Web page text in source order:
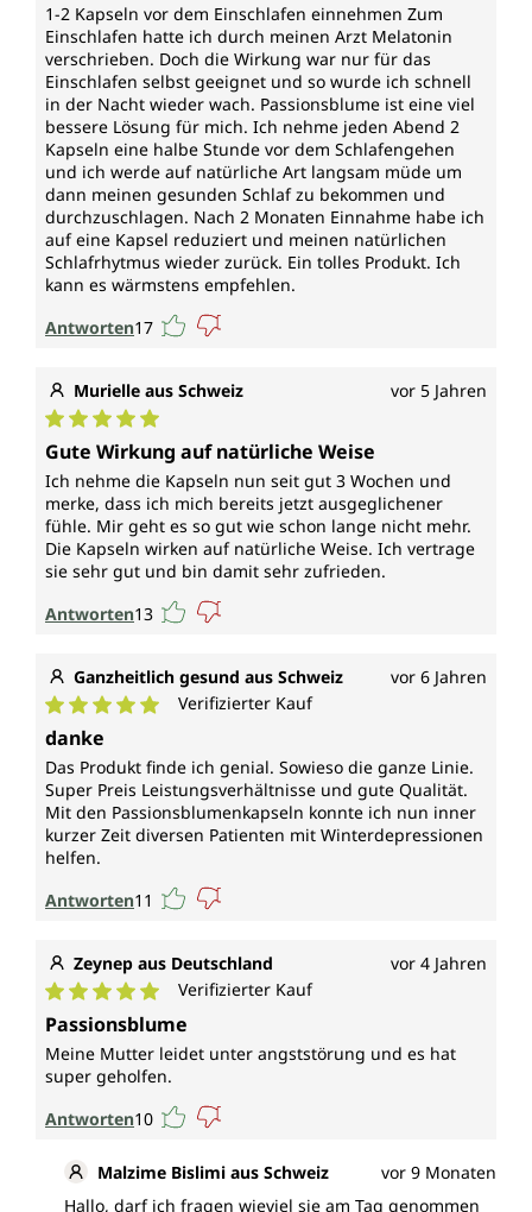
1-2 Kapseln vor dem Einschlafen einnehmen Zum
Einschlafen hatte ich durch meinen Arzt Melatonin
verschrieben. Doch die Wirkung war nur für das
Einschlafen selbst geeignet und so wurde ich schnell
in der Nacht wieder wach. Passionsblume ist eine viel
bessere Lösung für mich. Ich nehme jeden Abend 2
Kapseln eine halbe Stunde vor dem Schlafengehen
und ich werde auf natürliche Art langsam müde um
dann meinen gesunden Schlaf zu bekommen und
durchzuschlagen. Nach 2 Monaten Einnahme habe ich
auf eine Kapsel reduziert und meinen natürlichen
Schlafrhytmus wieder zurück. Ein tolles Produkt. Ich
kann es wärmstens empfehlen.
Antworten17
Murielle aus Schweiz vor 5 Jahren
Durchschnittliche Bewertung von 5 von 5 Sternen
Gute Wirkung auf natürliche Weise
Ich nehme die Kapseln nun seit gut 3 Wochen und
merke, dass ich mich bereits jetzt ausgeglichener
fühle. Mir geht es so gut wie schon lange nicht mehr.
Die Kapseln wirken auf natürliche Weise. Ich vertrage
sie sehr gut und bin damit sehr zufrieden.
Antworten13
Ganzheitlich gesund aus Schweiz vor 6 Jahren
Durchschnittliche Bewertung von 5 von 5 Sternen
Verifizierter Kauf
danke
Das Produkt finde ich genial. Sowieso die ganze Linie.
Super Preis Leistungsverhältnisse und gute Qualität.
Mit den Passionsblumenkapseln konnte ich nun inner
kurzer Zeit diversen Patienten mit Winterdepressionen
helfen.
Antworten11
Zeynep aus Deutschland vor 4 Jahren
Durchschnittliche Bewertung von 5 von 5 Sternen
Verifizierter Kauf
Passionsblume
Meine Mutter leidet unter angststörung und es hat
super geholfen.
Antworten10
Malzime Bislimi aus Schweiz
vor 9 Monaten
Hallo, darf ich fragen wieviel sie am Tag genommen